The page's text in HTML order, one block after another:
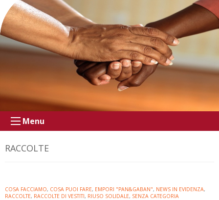
Menu
RACCOLTE
COSA FACCIAMO, COSA PUOI FARE, EMPORI "PAN&GABAN", NEWS IN EVIDENZA,
RACCOLTE, RACCOLTE DI VESTITI, RIUSO SOLIDALE, SENZA CATEGORIA